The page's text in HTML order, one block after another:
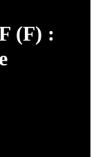
(F) :